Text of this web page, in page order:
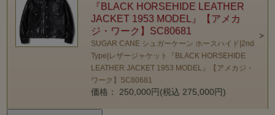
『BLACK HORSEHIDE LEATHER
JACKET 1953 MODEL』【アメカ
ジ・ワーク】SC80681
SUGAR CANE シュガーケーン ホースハイド|2nd
Type|レザージャケット『BLACK HORSEHIDE
LEATHER JACKET 1953 MODEL』【アメカジ・
ワーク】SC80681
価格： 250,000円(税込 275,000円)